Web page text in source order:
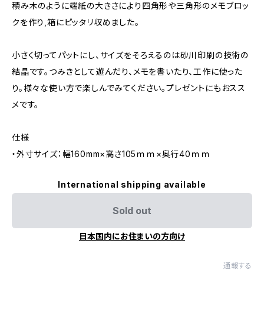
積み木のように端紙の大きさにより四角形や三角形のメモブロッ
クを作り,箱にピッタリ収めました。
小さく切ってパットにし、サイズをそろえるのは砂川印刷の技術の
結晶です。つみきとして遊んだり、メモを書いたり、工作に使った
り。様々な使い方で楽しんでみてください。プレゼントにもおスス
メです。
仕様
・外寸サイズ：幅160mm×高さ105ｍｍ×奥行40ｍｍ
International shipping available
Sold out
日本国内にお住まいの方向け
通報する